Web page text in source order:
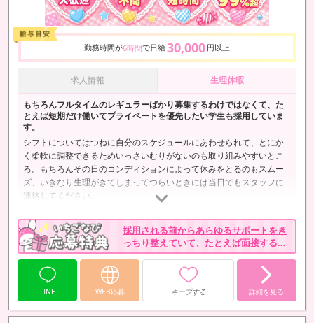
勤務時間が6時間で日給30,000 円以上
求人情報 生理休暇
もちろんフルタイムのレギュラーばかり募集するわけではなくて、た
とえば短期だけ働いてプライベートを優先したい学生も採用していま
す。
シフトについてはつねに自分のスケジュールにあわせられて、とにか
く柔軟に調整できるためいっさいむりがないのも取り組みやすいとこ
ろ。もちろんその日のコンディションによって休みをとるのもスムー
ズ、いきなり生理がきてしまってつらいときには当日でもスタッフに
連絡してください。
採用される前からあらゆるサポートをき
っちり整えていて、たとえば面接すると
きにかかった交通費を支給しているとい
うのもそのひとつ。
LINE WEB応募 キープする 詳細を見る